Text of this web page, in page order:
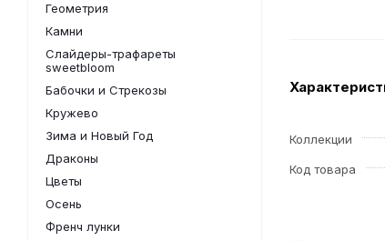
Коллекции
Код товара
Геометрия
Камни
Слайдеры-трафареты
sweetbloom
Бабочки и Стрекозы
Кружево
Зима и Новый Год
Драконы
Цветы
Осень
Френч лунки